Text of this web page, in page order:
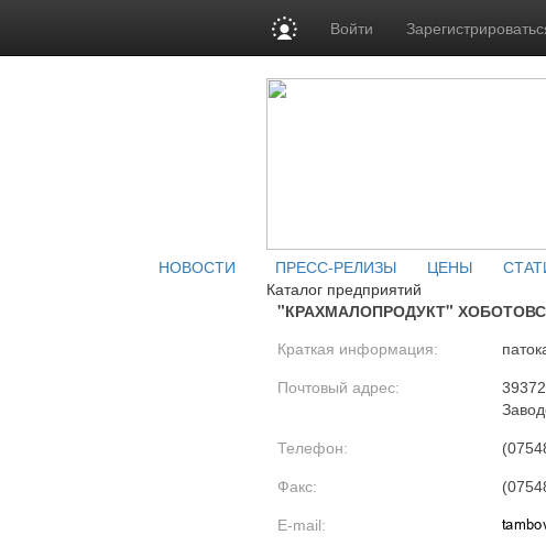
Войти
НОВОСТИ ПРЕСС-РЕЛИЗЫ ЦЕНЫ
Каталог предприятий
"КРАХМАЛОПРОДУКТ"
Краткая информация:
Почтовый адрес:
Телефон:
Факс:
E-mail: